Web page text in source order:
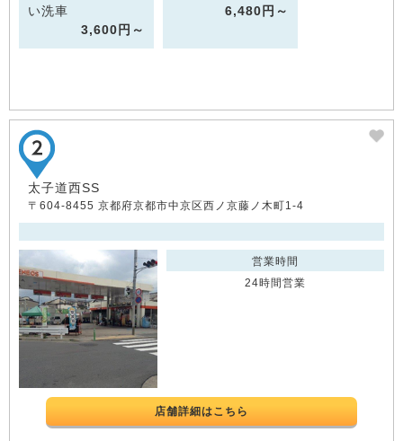
い洗車
3,600円～
6,480円～
太子道西SS
〒604-8455 京都府京都市中京区西ノ京藤ノ木町1-4
営業時間
24時間営業
店舗詳細はこちら